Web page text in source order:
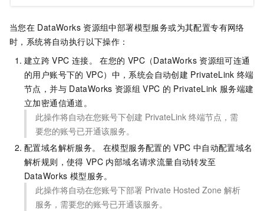
当您在 DataWorks 资源组中部署模型服务或为其配置专有网络
时，系统将自动执行以下操作：
建立跨 VPC 连接。 在您的 VPC（DataWorks 资源组可连通
的用户账号下的 VPC）中，系统会自动创建 PrivateLink 终端
节点，并与 DataWorks 资源组 VPC 的 PrivateLink 服务端建
立加密通信通道。
此操作将自动在您账号下创建 PrivateLink 终端节点，需
要您的账号已开通该服务。
配置域名解析服务。 在模型服务配置的 VPC 中自动配置域名
解析规则，使得 VPC 内部域名请求流量自动转发至
DataWorks 模型服务。
此操作将自动在您账号下部署 Private Hosted Zone 解析
服务，需要您的账号已开通该服务。